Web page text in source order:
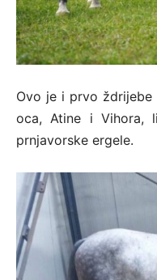
Ovo je i prvo ždrijebe
oca, Atine i Vihora,
prnjavorske ergele.